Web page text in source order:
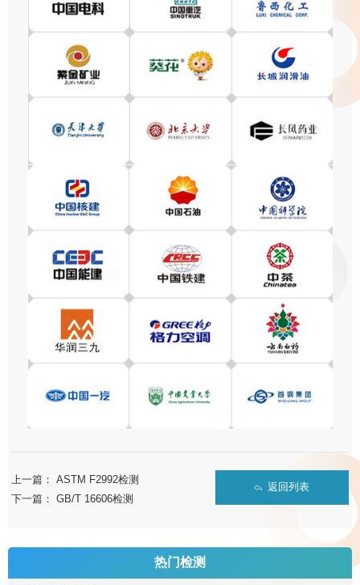
上一篇：ASTM F2992检测
下一篇：GB/T 16606检测
返回列表
热门检测